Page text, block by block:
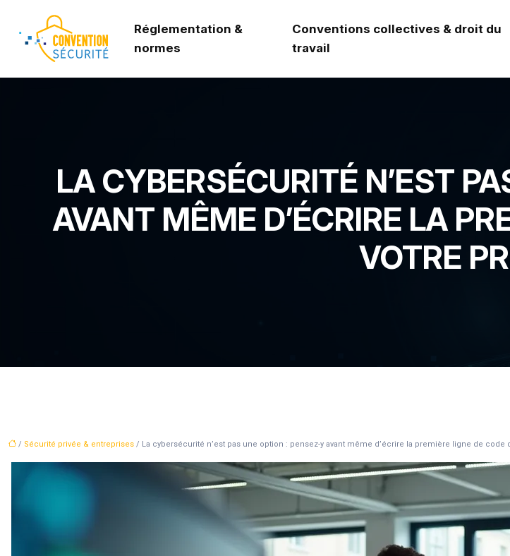
Réglementation &
normes
Conventions collectives & droit du
travail
LA CYBERSÉCURITÉ N’EST
AVANT MÊME D’ÉCRIRE LA
VOTRE
/ Sécurité privée & entreprises / La cybersécurité n’est pas une option : pensez-y avant même d’écrire la première ligne de code